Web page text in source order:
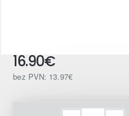
16.90€
bez PVN: 13.97€